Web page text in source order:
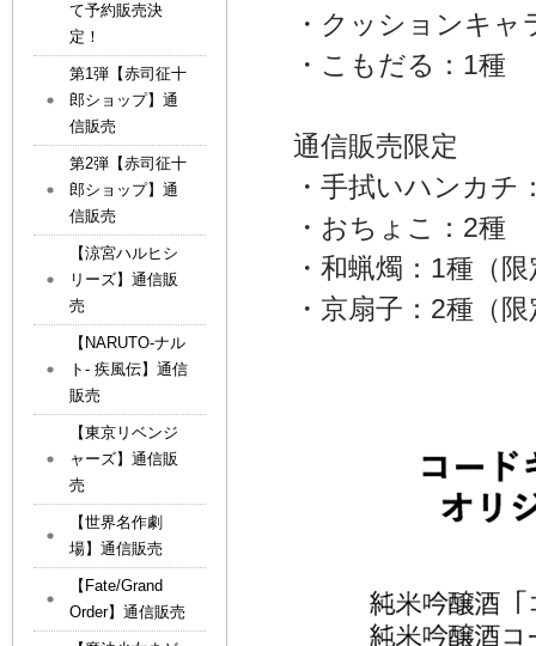
・クッションキ
・こもだる：1種
通信販売限定
・手拭いハンカチ
・おちょこ：2種
・和蝋燭：1種（
・京扇子：2種（
て予約販売決
定！
第1弾【赤司征十
郎ショップ】通
信販売
第2弾【赤司征十
郎ショップ】通
信販売
【涼宮ハルヒシ
リーズ】通信販
売
【NARUTO-ナル
ト- 疾風伝】通信
販売
【東京リベンジ
ャーズ】通信販
売
【世界名作劇
場】通信販売
【Fate/Grand
Order】通信販売